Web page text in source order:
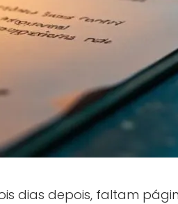
dias depois, faltam